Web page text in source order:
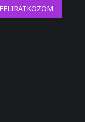
FELIRATKOZOM